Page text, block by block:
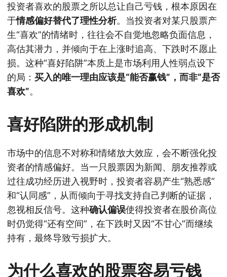
投资者喜欢的股票之所以总让自己亏钱，根本原因在
于情感偏好替代了理性分析。当投资者对某只股票产
生“喜欢”的情绪时，往往会不自觉地忽略负面信息，
高估其潜力，并倾向于在上涨时追高、下跌时不愿止
损。这种“喜好陷阱”本质上是市场利用人性弱点设下
的局： 买入的唯一理由应该是“能否赢钱”，而非“是否
喜欢”。
喜好陷阱的形成机制
市场中的信息不对称和情绪放大效应，会不断强化投
资者的情感偏好。当一只股票因为新闻、朋友推荐或
过往成功经历进入视野时，投资者容易产生“熟悉感”
和“认同感”，从而倾向于寻找支持自己判断的证据，
忽视相反信号。这种确认偏误使得投资者在股价高位
时仍觉得“还有空间”，在下跌时又因“不甘心”而继续
持有，最终导致亏损扩大。
为什么喜欢的股票容易亏钱